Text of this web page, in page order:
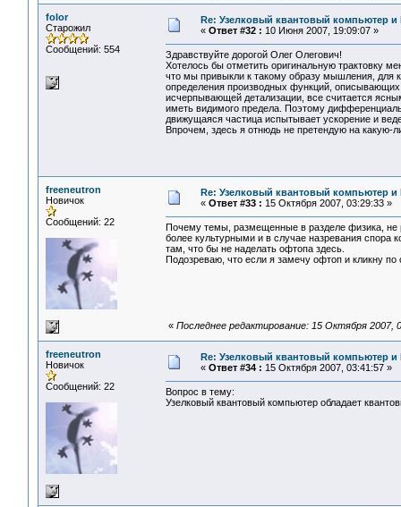
folor
Старожил
Сообщений: 554
Re: Узелковый квантовый компьютер и
« Ответ #32 : 10 Июня 2007, 19:09:07 »
Здравствуйте дорогой Олег Олегович!
Хотелось бы отметить оригинальную трактовку
что мы привыкли к такому образу мышления, для
определения производных функций, описывающих
исчерпывающей детализации, все считается
иметь видимого предела. Поэтому
движущаяся частица испытывает ускорение и
Впрочем, здесь я отнюдь не претендую на
freeneutron
Новичок
Сообщений: 22
Re: Узелковый квантовый компьютер и
« Ответ #33 : 15 Октября 2007, 03:29:33 »
Почему темы, размещенные в разделе физика,
более культурными и в случае назревания спора
там, что бы не наделать офтопа здесь.
Подозреваю, что если я замечу офтоп и кликну
« Последнее редактирование: 15 Октября 2007,
freeneutron
Новичок
Сообщений: 22
Re: Узелковый квантовый компьютер и
« Ответ #34 : 15 Октября 2007, 03:41:57 »
Вопрос в тему:
Узелковый квантовый компьютер обладает